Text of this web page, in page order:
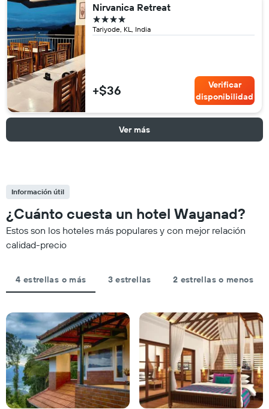
Nirvanica Retreat
Tariyode, KL, India
4 estrellas
+$36
Verificar
disponibilidad
Ver más
Información útil
¿Cuánto cuesta un hotel Wayanad?
Estos son los hoteles más populares y con mejor relación
calidad-precio
4 estrellas o más 3 estrellas 2 estrellas o menos